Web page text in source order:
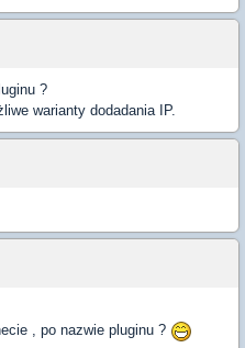
?
warianty dodadania IP.
, po nazwie pluginu ?